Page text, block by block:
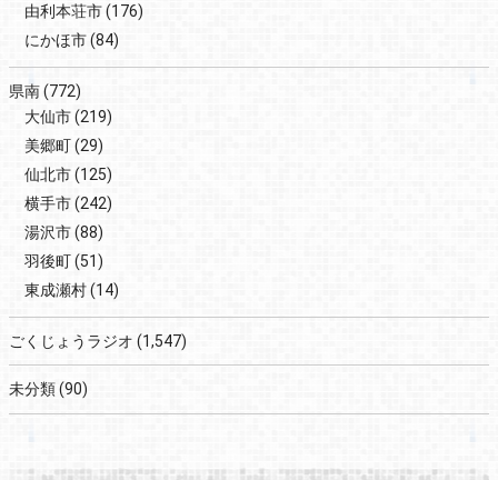
由利本荘市(176)
にかほ市(84)
県南(772)
大仙市(219)
美郷町(29)
仙北市(125)
横手市(242)
湯沢市(88)
羽後町(51)
東成瀬村(14)
ごくじょうラジオ (1,547)
未分類(90)